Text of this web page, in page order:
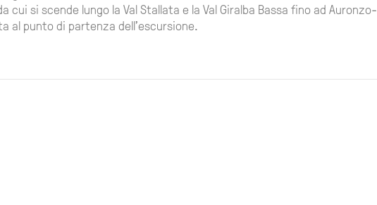
cui si scende lungo la Val Stallata e la Val Giralba Bassa fino ad Auronzo-
al punto di partenza dell'escursione.